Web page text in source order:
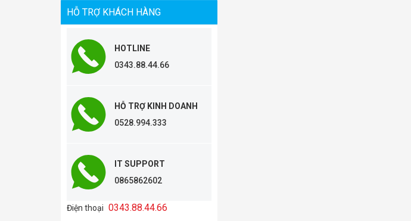
HỖ TRỢ KHÁCH HÀNG
HOTLINE
0343.88.44.66
HỖ TRỢ KINH DOANH
0528.994.333
IT SUPPORT
0865862602
Điện thoại 0343.88.44.66